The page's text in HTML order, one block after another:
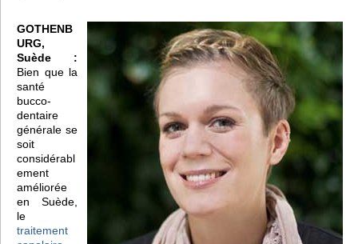
GOTHENB
URG,
Suède :
Bien que la
santé
bucco-
dentaire
générale se
soit
considérabl
ement
améliorée
en Suède,
le
traitement